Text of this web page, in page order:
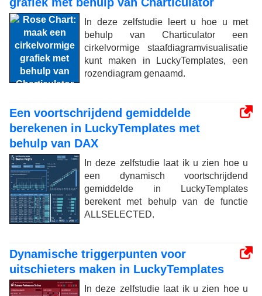
In deze zelfstudie leert u hoe u met
behulp van Charticulator een
cirkelvormige staafdiagramvisualisatie
kunt maken in LuckyTemplates, een
rozendiagram genaamd.
Een voortschrijdend gemiddelde
berekenen in LuckyTemplates met
behulp van DAX
In deze zelfstudie laat ik u zien hoe u
een dynamisch voortschrijdend
gemiddelde in LuckyTemplates
berekent met behulp van de functie
ALLSELECTED.
Dynamische triggerpunten voor
uitschieters maken in LuckyTemplates
In deze zelfstudie laat ik u zien hoe u